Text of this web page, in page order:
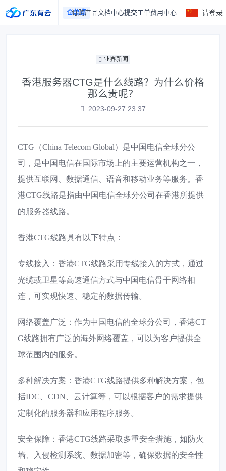
总览
订购产品文档中心提交工单费用中心 请登录
业界新闻
香港服务器CTG是什么线路？为什么价格
那么贵呢？
2023-09-27 23:37